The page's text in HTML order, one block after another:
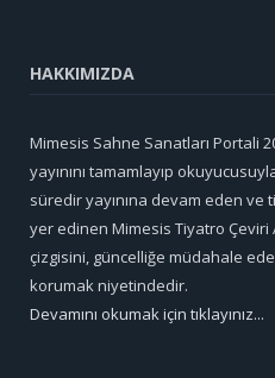
HAKKIMIZDA
Mimesis Sahne Sanatları Portali
yayınını tamamlayıp
süredir yayınına devam eden ve
yer edinen Mimesis Tiyatro Çeviri
çizgisini, güncelliğe müdahale
korumak niyetindedir.
Devamını okumak için tıklayınız...